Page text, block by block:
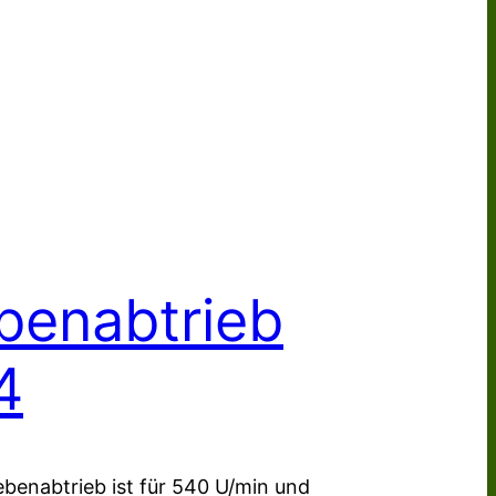
ist für 540 U/min und